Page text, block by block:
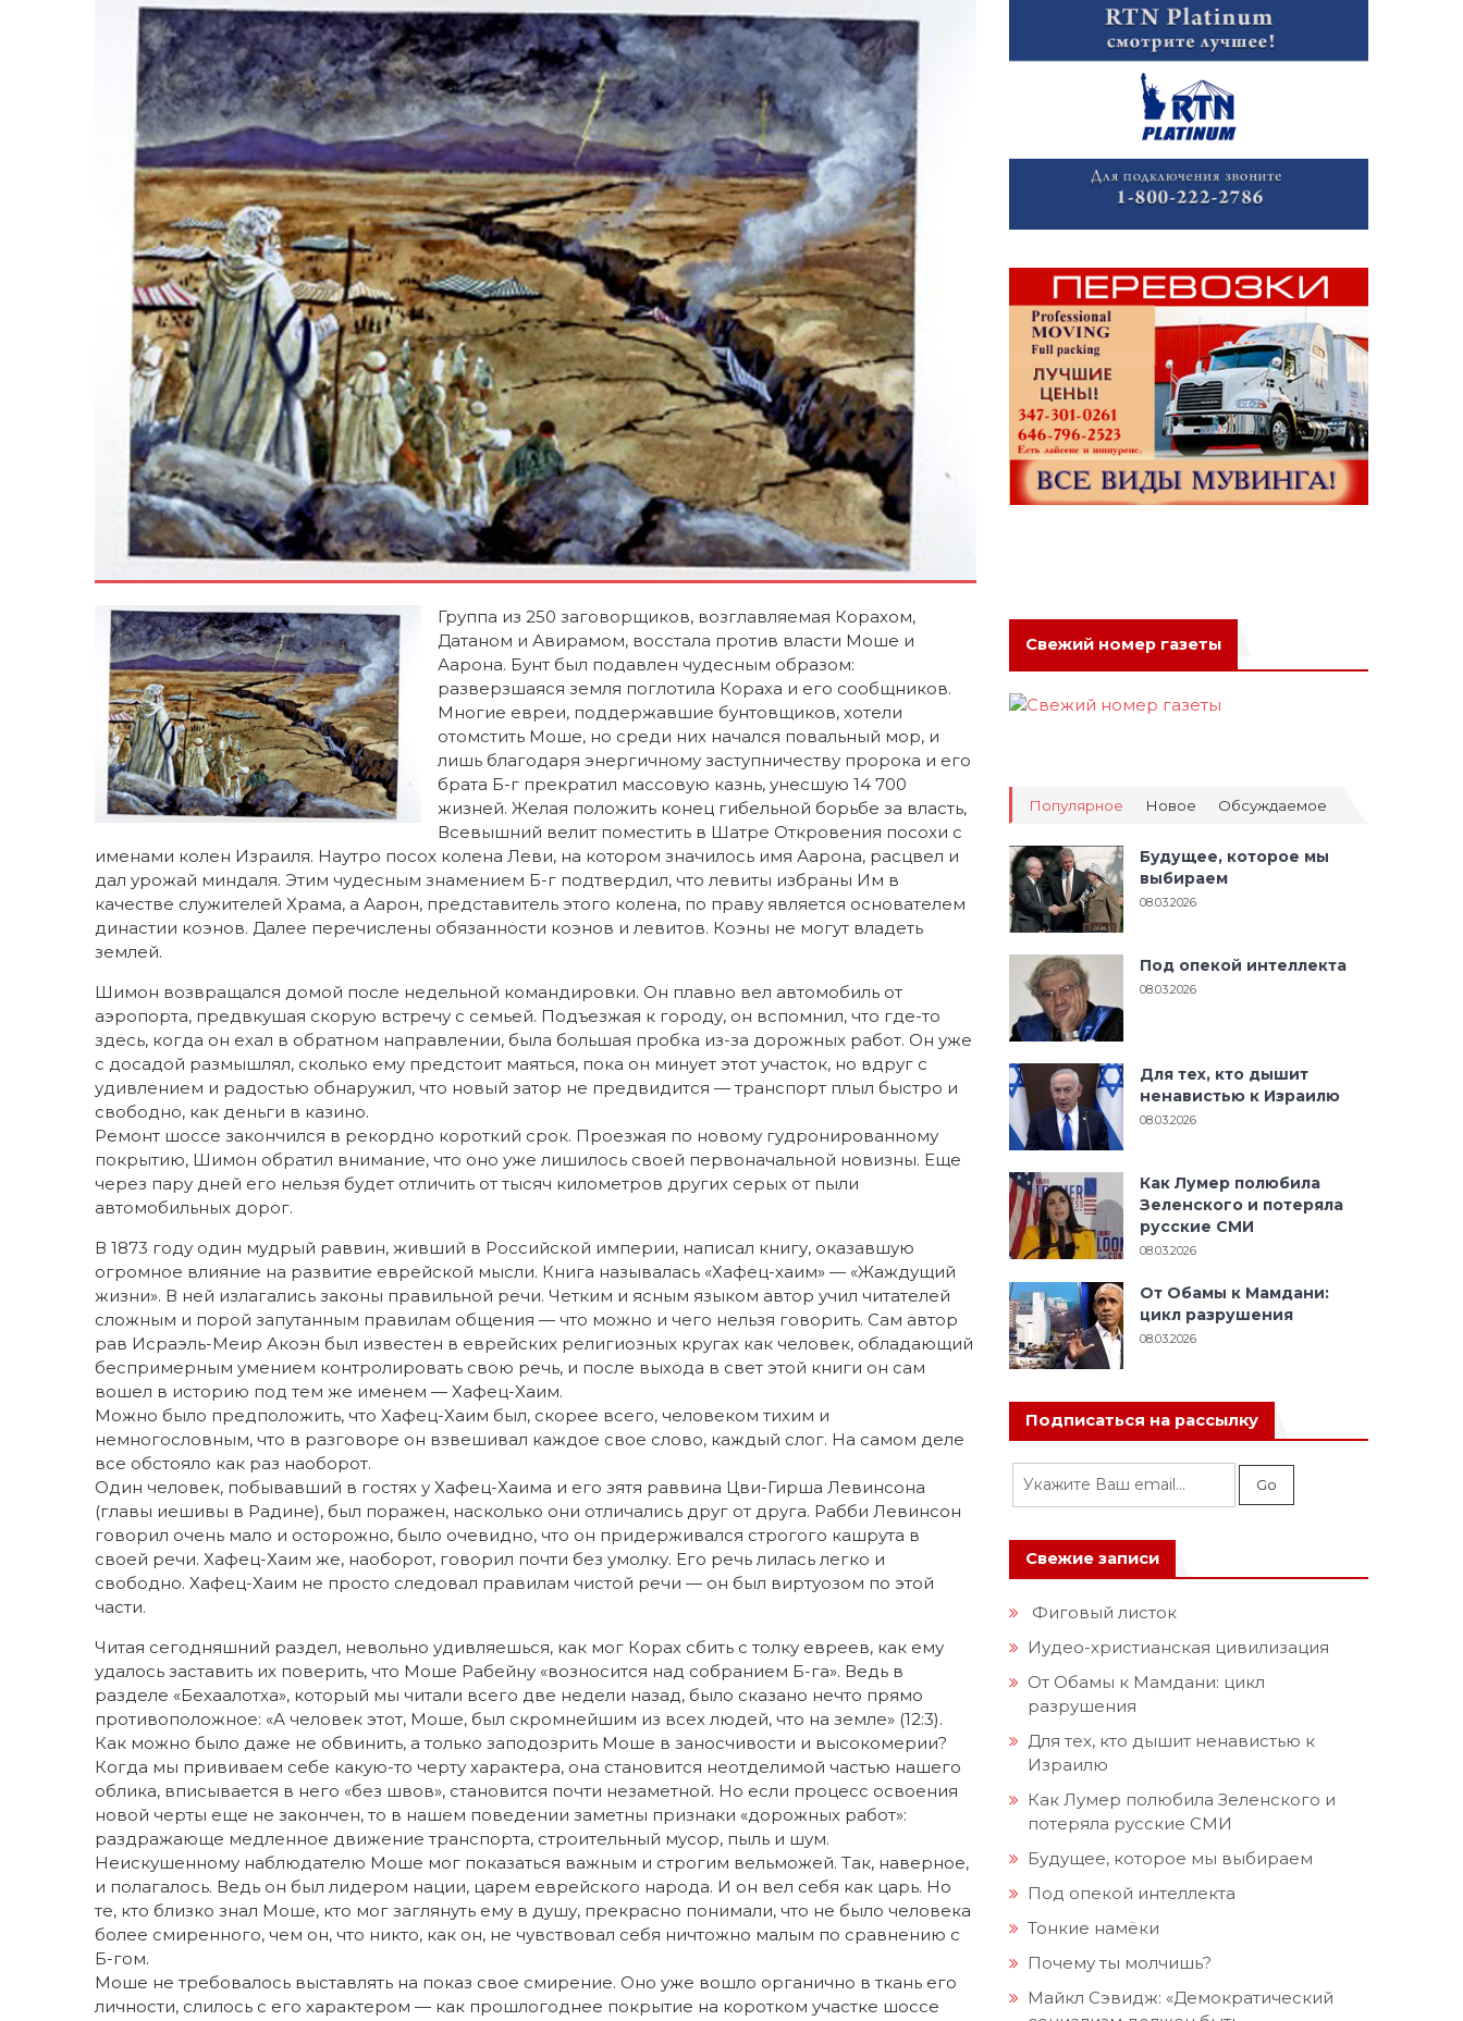
Группа из 250 заговорщиков, возглавляемая Корахом,
Датаном и Авирамом, восстала против власти Моше и
Аарона. Бунт был подавлен чудесным образом:
разверзшаяся земля поглотила Кораха и его сообщников.
Многие евреи, поддержавшие бунтовщиков, хотели
отомстить Моше, но среди них начался повальный мор, и
лишь благодаря энергичному заступничеству пророка и его
брата Б-г прекратил массовую казнь, унесшую 14 700
жизней. Желая положить конец гибельной борьбе за власть,
Всевышний велит поместить в Шатре Откровения посохи с
именами колен Израиля. Наутро посох колена Леви, на котором значилось имя Аарона, расцвел и
дал урожай миндаля. Этим чудесным знамением Б-г подтвердил, что левиты избраны Им в
качестве служителей Храма, а Аарон, представитель этого колена, по праву является основателем
династии коэнов. Далее перечислены обязанности коэнов и левитов. Коэны не могут владеть
землей.
Шимон возвращался домой после недельной командировки. Он плавно вел автомобиль от
аэропорта, предвкушая скорую встречу с семьей. Подъезжая к городу, он вспомнил, что где-то
здесь, когда он ехал в обратном направлении, была большая пробка из-за дорожных работ. Он уже
с досадой размышлял, сколько ему предстоит маяться, пока он минует этот участок, но вдруг с
удивлением и радостью обнаружил, что новый затор не предвидится — транспорт плыл быстро и
свободно, как деньги в казино.
Ремонт шоссе закончился в рекордно короткий срок. Проезжая по новому гудронированному
покрытию, Шимон обратил внимание, что оно уже лишилось своей первоначальной новизны. Еще
через пару дней его нельзя будет отличить от тысяч километров других серых от пыли
автомобильных дорог.
В 1873 году один мудрый раввин, живший в Российской империи, написал книгу, оказавшую
огромное влияние на развитие еврейской мысли. Книга называлась «Хафец-хаим» — «Жаждущий
жизни». В ней излагались законы правильной речи. Четким и ясным языком автор учил читателей
сложным и порой запутанным правилам общения — что можно и чего нельзя говорить. Сам автор
рав Исраэль-Меир Акоэн был известен в еврейских религиозных кругах как человек, обладающий
беспримерным умением контролировать свою речь, и после выхода в свет этой книги он сам
вошел в историю под тем же именем — Хафец-Хаим.
Можно было предположить, что Хафец-Хаим был, скорее всего, человеком тихим и
немногословным, что в разговоре он взвешивал каждое свое слово, каждый слог. На самом деле
все обстояло как раз наоборот.
Один человек, побывавший в гостях у Хафец-Хаима и его зятя раввина Цви-Гирша Левинсона
(главы иешивы в Радине), был поражен, насколько они отличались друг от друга. Рабби Левинсон
говорил очень мало и осторожно, было очевидно, что он придерживался строгого кашрута в
своей речи. Хафец-Хаим же, наоборот, говорил почти без умолку. Его речь лилась легко и
свободно. Хафец-Хаим не просто следовал правилам чистой речи — он был виртуозом по этой
части.
Читая сегодняшний раздел, невольно удивляешься, как мог Корах сбить с толку евреев, как ему
удалось заставить их поверить, что Моше Рабейну «возносится над собранием Б-га». Ведь в
разделе «Бехаалотха», который мы читали всего две недели назад, было сказано нечто прямо
противоположное: «А человек этот, Моше, был скромнейшим из всех людей, что на земле» (12:3).
Как можно было даже не обвинить, а только заподозрить Моше в заносчивости и высокомерии?
Когда мы прививаем себе какую-то черту характера, она становится неотделимой частью нашего
облика, вписывается в него «без швов», становится почти незаметной. Но если процесс освоения
новой черты еще не закончен, то в нашем поведении заметны признаки «дорожных работ»:
раздражающе медленное движение транспорта, строительный мусор, пыль и шум.
Неискушенному наблюдателю Моше мог показаться важным и строгим вельможей. Так, наверное,
и полагалось. Ведь он был лидером нации, царем еврейского народа. И он вел себя как царь. Но
те, кто близко знал Моше, кто мог заглянуть ему в душу, прекрасно понимали, что не было человека
более смиренного, чем он, что никто, как он, не чувствовал себя ничтожно малым по сравнению с
Б-гом.
Моше не требовалось выставлять на показ свое смирение. Оно уже вошло органично в ткань его
личности, слилось с его характером — как прошлогоднее покрытие на коротком участке шоссе
Свежий номер газеты
Популярное Новое Обсуждаемое
Будущее, которое мы
выбираем
08.03.2026
Под опекой интеллекта
08.03.2026
Для тех, кто дышит
ненавистью к Израилю
08.03.2026
Как Лумер полюбила
Зеленского и потеряла
русские СМИ
08.03.2026
От Обамы к Мамдани:
цикл разрушения
08.03.2026
Подписаться на рассылку
Свежие записи
Фиговый листок
Иудео-христианская цивилизация
От Обамы к Мамдани: цикл
разрушения
Для тех, кто дышит ненавистью к
Израилю
Как Лумер полюбила Зеленского и
потеряла русские СМИ
Будущее, которое мы выбираем
Под опекой интеллекта
Тонкие намёки
Почему ты молчишь?
Майкл Сэвидж: «Демократический